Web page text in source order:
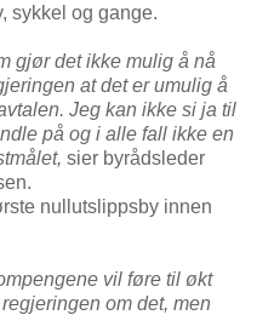
sykkel og gange.
gjør det ikke mulig å nå
at det er umulig å
Jeg kan ikke si ja til
på og i alle fall ikke en
sier byrådsleder
nullutslippsby innen
vil føre til økt
om det, men